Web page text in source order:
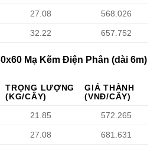
27.08 568.026
32.22 657.752
Mạ Kẽm Điện Phân (dài 6m)
TRỌNG LƯỢNG
(KG/CÂY)
GIÁ THÀNH
(VNĐ/CÂY)
21.85 572.265
27.08 681.631